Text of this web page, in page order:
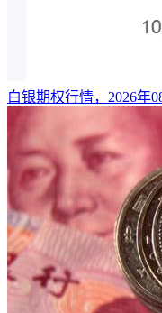
白银期权行情，2026年